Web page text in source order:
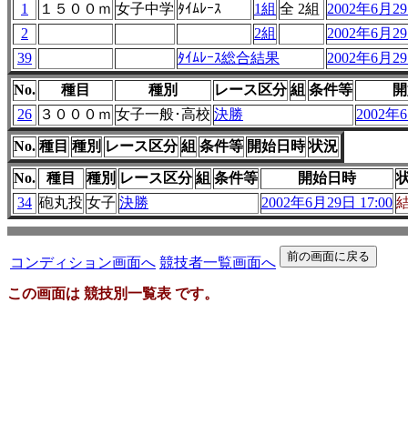
1
１５００ｍ 女子中学 ﾀｲﾑﾚｰｽ 1組 全 2組
2002年6月
2
2組
2002年6月
39
ﾀｲﾑﾚｰｽ総合結果 2002年6月
No. 種目 種別 レース区分 組 条件等
26
３０００ｍ 女子一般･高校 決勝 2002年
No. 種目 種別 レース区分 組 条件等 開始日時 状況
No. 種目 種別 レース区分 組 条件等 開始日時
34 砲丸投 女子 決勝 2002年6月29日 17:00
コンディション画面へ 競技者一覧画面へ
この画面は 競技別一覧表 です。